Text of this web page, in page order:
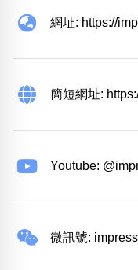
網址: https://
簡短網址:
Youtube:
微訊號: